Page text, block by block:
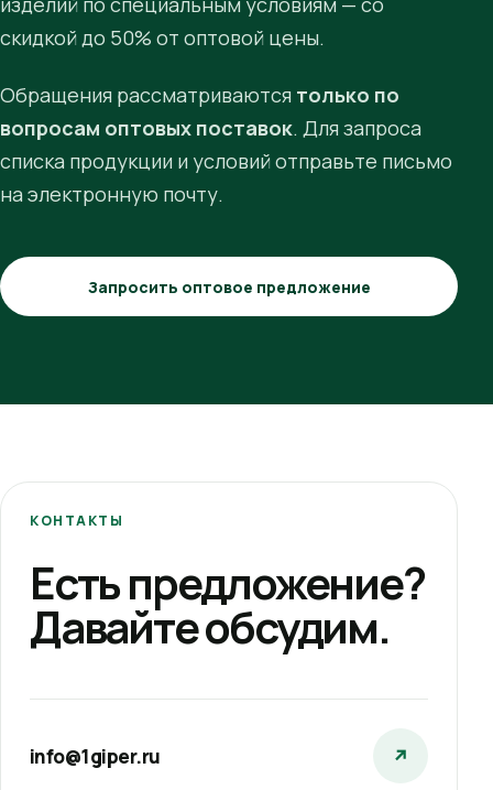
скидкой до 50% от оптовой цены.
Обращения рассматриваются только по
вопросам оптовых поставок. Для запроса
списка продукции и условий отправьте письмо
на электронную почту.
Запросить оптовое предложение
КОНТАКТЫ
Есть предложение?
Давайте обсудим.
info@1giper.ru ↗